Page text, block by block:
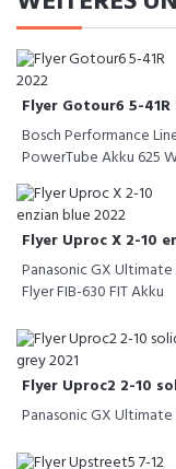
Flyer Gotour6 5-41R
Bosch Performance
PowerTube Akku 625
Flyer Uproc X 2-10
Panasonic GX
Flyer FIB-630 FIT Akku
Flyer Uproc2 2-10
Panasonic GX